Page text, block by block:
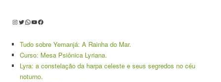
Instagram
Twitter
WhatsApp
Youtube
Facebook
Tudo sobre Yemanjá: A Rainha do Mar.
Curso: Mesa Psiônica Lyriana.
Lyra: a constelação da harpa celeste e seus segredos no céu
noturno.